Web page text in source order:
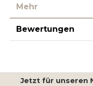
Mehr
Bewertungen
Jetzt für unseren